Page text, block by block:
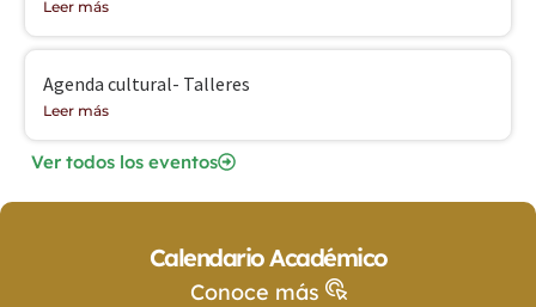
Leer más
Agenda cultural- Talleres
Leer más
Ver todos los eventos
Calendario Académico
Conoce más